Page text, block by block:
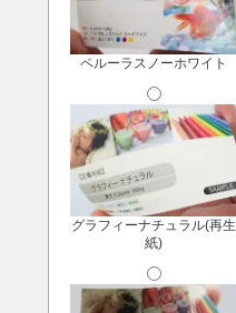
ペルーラスノーホワイト
グラフィーナチュラル(再生
紙)